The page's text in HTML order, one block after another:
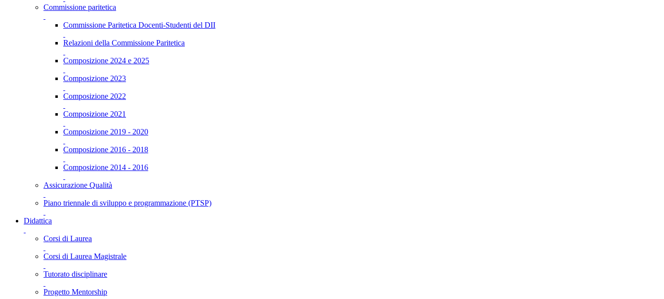
Commissione paritetica
Commissione Paritetica Docenti-Studenti del DII
Relazioni della Commissione Paritetica
Composizione 2024 e 2025
Composizione 2023
Composizione 2022
Composizione 2021
Composizione 2019 - 2020
Composizione 2016 - 2018
Composizione 2014 - 2016
Assicurazione Qualità
Piano triennale di sviluppo e programmazione (PTSP)
Didattica
Corsi di Laurea
Corsi di Laurea Magistrale
Tutorato disciplinare
Progetto Mentorship